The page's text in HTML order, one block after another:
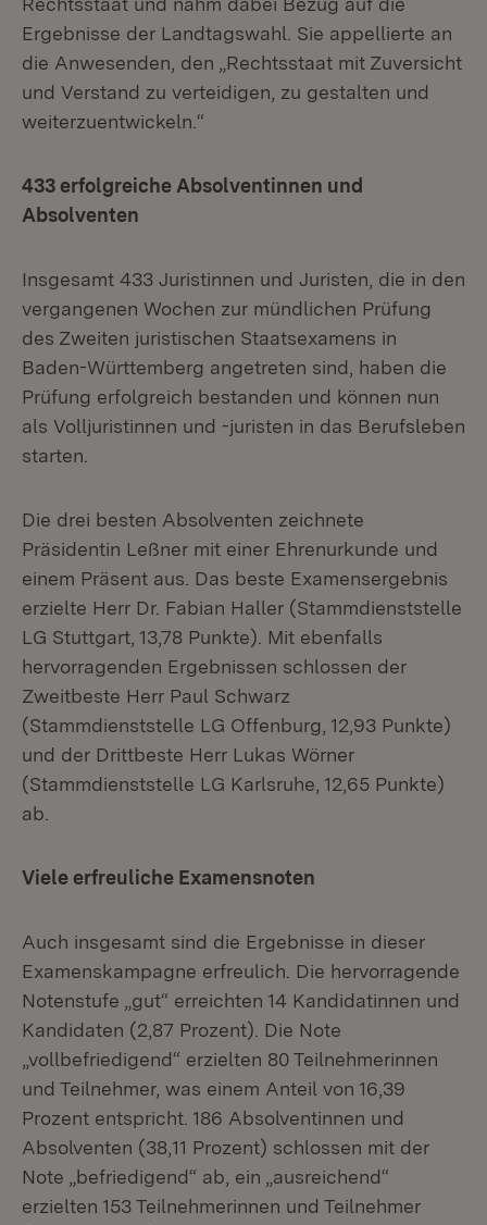
Ergebnisse der Landtagswahl. Sie appellierte an
die Anwesenden, den „Rechtsstaat mit Zuversicht
und Verstand zu verteidigen, zu gestalten und
weiterzuentwickeln.“
433 erfolgreiche Absolventinnen und
Absolventen
Insgesamt 433 Juristinnen und Juristen, die in den
vergangenen Wochen zur mündlichen Prüfung
des Zweiten juristischen Staatsexamens in
Baden-Württemberg angetreten sind, haben die
Prüfung erfolgreich bestanden und können nun
als Volljuristinnen und -juristen in das Berufsleben
starten.
Die drei besten Absolventen zeichnete
Präsidentin Leßner mit einer Ehrenurkunde und
einem Präsent aus. Das beste Examensergebnis
erzielte Herr Dr. Fabian Haller (Stammdienststelle
LG Stuttgart, 13,78 Punkte). Mit ebenfalls
hervorragenden Ergebnissen schlossen der
Zweitbeste Herr Paul Schwarz
(Stammdienststelle LG Offenburg, 12,93 Punkte)
und der Drittbeste Herr Lukas Wörner
(Stammdienststelle LG Karlsruhe, 12,65 Punkte)
ab.
Viele erfreuliche Examensnoten
Auch insgesamt sind die Ergebnisse in dieser
Examenskampagne erfreulich. Die hervorragende
Notenstufe „gut“ erreichten 14 Kandidatinnen und
Kandidaten (2,87 Prozent). Die Note
„vollbefriedigend“ erzielten 80 Teilnehmerinnen
und Teilnehmer, was einem Anteil von 16,39
Prozent entspricht. 186 Absolventinnen und
Absolventen (38,11 Prozent) schlossen mit der
Note „befriedigend“ ab, ein „ausreichend“
erzielten 153 Teilnehmerinnen und Teilnehmer